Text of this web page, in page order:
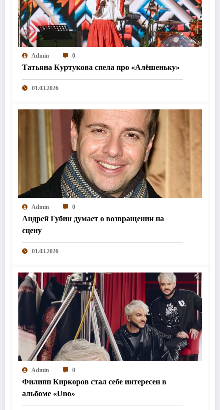
Admin 0
Татьяна Куртукова спела про «Алёшеньку»
01.03.2026
Admin 0
Андрей Губин думает о возвращении на
сцену
01.03.2026
Admin 0
Филипп Киркоров стал себе интересен в
альбоме «Uno»